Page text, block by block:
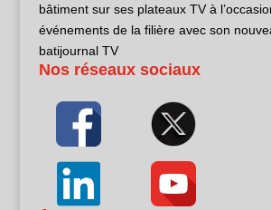
bâtiment sur ses plateaux TV à
événements de la filière avec son
batijournal TV
Nos réseaux sociaux